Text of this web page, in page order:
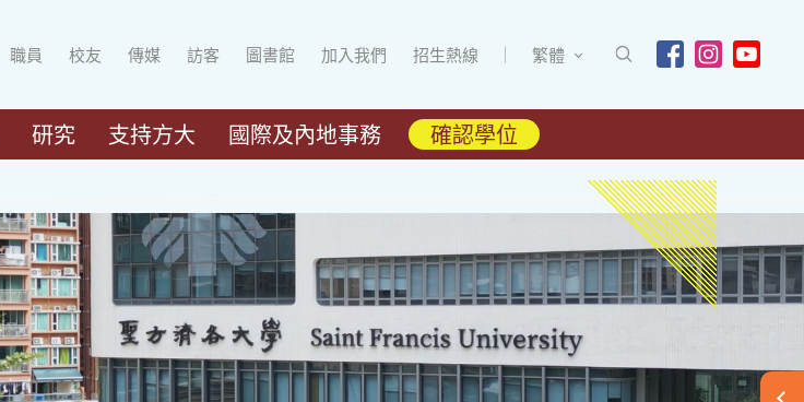
職員 校友 傳媒 訪客 圖書館 加入我們 招生熱線 繁體
研究 支持方大 國際及內地事務 確認學位